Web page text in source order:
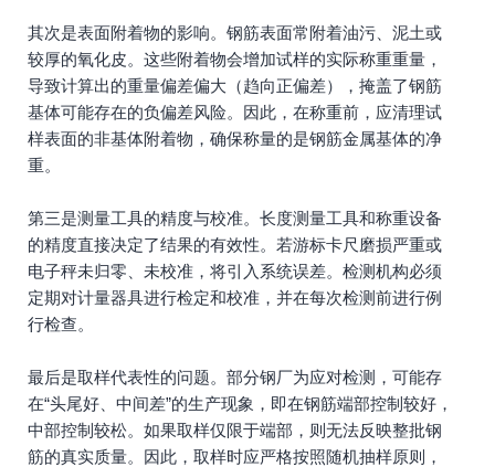
其次是表面附着物的影响。钢筋表面常附着油污、泥土或
较厚的氧化皮。这些附着物会增加试样的实际称重重量，
导致计算出的重量偏差偏大（趋向正偏差），掩盖了钢筋
基体可能存在的负偏差风险。因此，在称重前，应清理试
样表面的非基体附着物，确保称量的是钢筋金属基体的净
重。
第三是测量工具的精度与校准。长度测量工具和称重设备
的精度直接决定了结果的有效性。若游标卡尺磨损严重或
电子秤未归零、未校准，将引入系统误差。检测机构必须
定期对计量器具进行检定和校准，并在每次检测前进行例
行检查。
最后是取样代表性的问题。部分钢厂为应对检测，可能存
在“头尾好、中间差”的生产现象，即在钢筋端部控制较好，
中部控制较松。如果取样仅限于端部，则无法反映整批钢
筋的真实质量。因此，取样时应严格按照随机抽样原则，